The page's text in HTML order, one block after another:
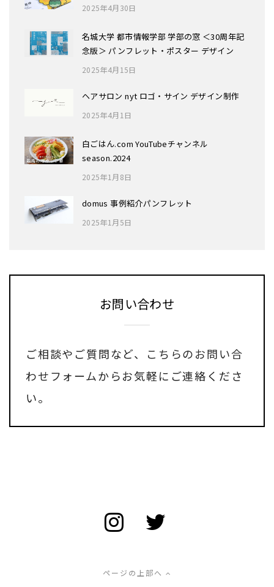
2025年4月30日
名城大学 都市情報学部 学部の窓 ＜30周年記
念版＞ パンフレット・ポスター デザイン
2025年4月15日
ヘアサロン nyt ロゴ・サイン デザイン制作
2025年4月1日
白ごはん.com YouTubeチャンネル
season.2024
2025年1月8日
domus 事例紹介パンフレット
2025年1月5日
お問い合わせ
ご相談やご質問など、
こちらのお問い合
わせフォームからお気軽にご連絡くださ
い。
ページの上部へ